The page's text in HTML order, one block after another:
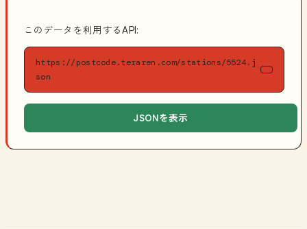
このデータを利用するAPI:
https://postcode.teraren.com/stations/5524.j
son
JSONを表示